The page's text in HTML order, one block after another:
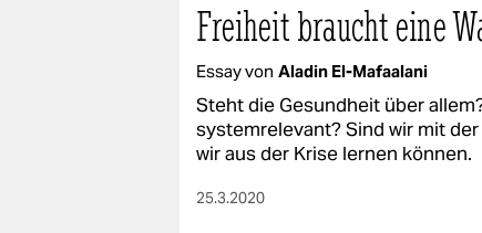
Freiheit braucht eine
Essay von Aladin El-Mafaalani
Steht die Gesundheit über
systemrelevant? Sind wir mit
wir aus der Krise lernen können.
25.3.2020